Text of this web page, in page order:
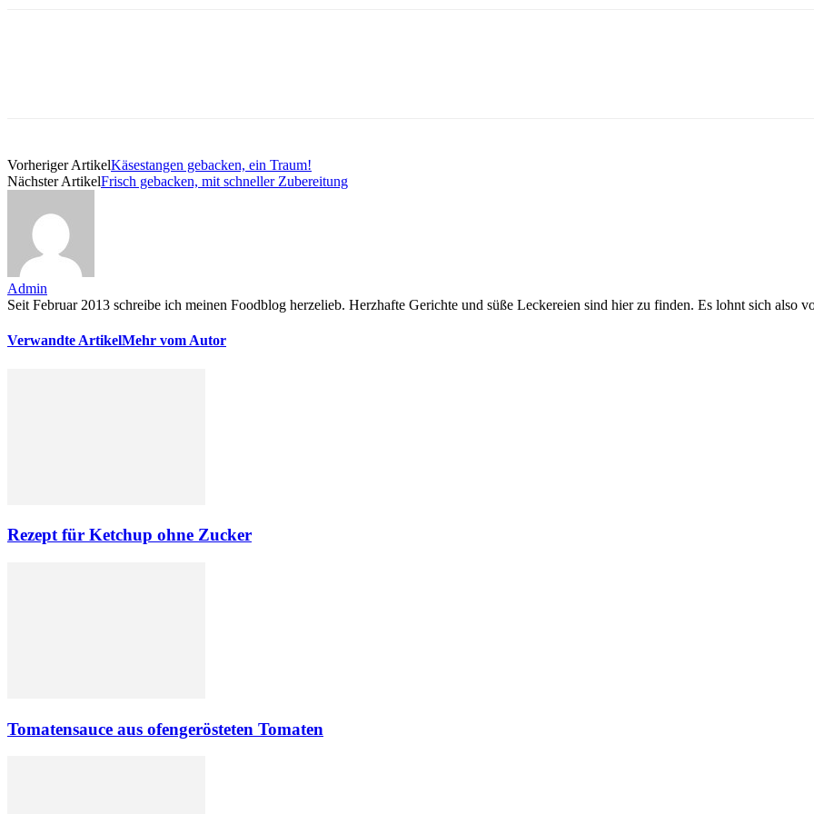
Vorheriger ArtikelKäsestangen gebacken, ein Traum!
Nächster ArtikelFrisch gebacken, mit schneller Zubereitung
Admin
Seit Februar 2013 schreibe ich meinen Foodblog herzelieb. Herzhafte Gerichte und süße Leckereien sind hier zu finden. Es lohnt sich also
Verwandte ArtikelMehr vom Autor
Rezept für Ketchup ohne Zucker
Tomatensauce aus ofengerösteten Tomaten